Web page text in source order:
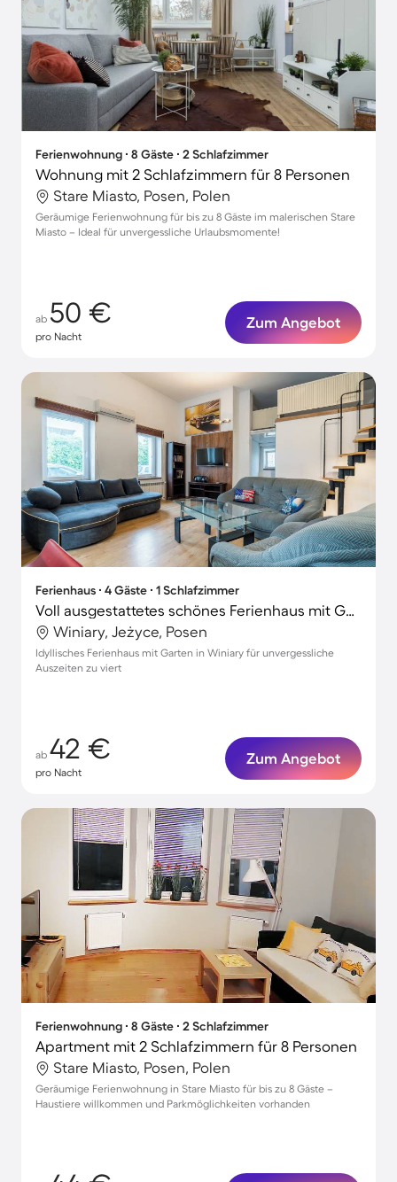
Ferienwohnung ∙ 8 Gäste ∙ 2 Schlafzimmer
Wohnung mit 2 Schlafzimmern für 8 Personen
Stare Miasto, Posen, Polen
Geräumige Ferienwohnung für bis zu 8 Gäste im malerischen Stare
Miasto – Ideal für unvergessliche Urlaubsmomente!
ab 50 €
pro Nacht
Zum Angebot
Ferienhaus ∙ 4 Gäste ∙ 1 Schlafzimmer
Voll ausgestattetes schönes Ferienhaus mit Garten
Winiary, Jeżyce, Posen
Idyllisches Ferienhaus mit Garten in Winiary für unvergessliche
Auszeiten zu viert
ab 42 €
pro Nacht
Zum Angebot
Ferienwohnung ∙ 8 Gäste ∙ 2 Schlafzimmer
Apartment mit 2 Schlafzimmern für 8 Personen
Stare Miasto, Posen, Polen
Geräumige Ferienwohnung in Stare Miasto für bis zu 8 Gäste –
Haustiere willkommen und Parkmöglichkeiten vorhanden